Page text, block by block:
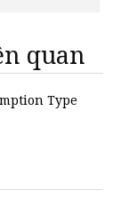
quan
Type